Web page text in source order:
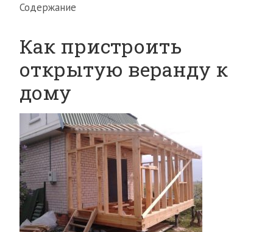
Содержание
Как пристроить
открытую веранду к
дому